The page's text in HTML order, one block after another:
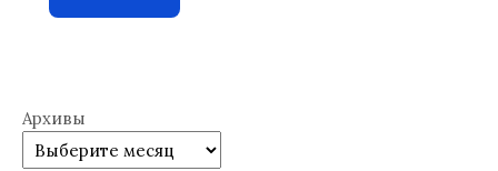
Архивы